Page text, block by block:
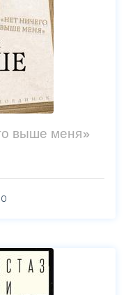
выше меня»